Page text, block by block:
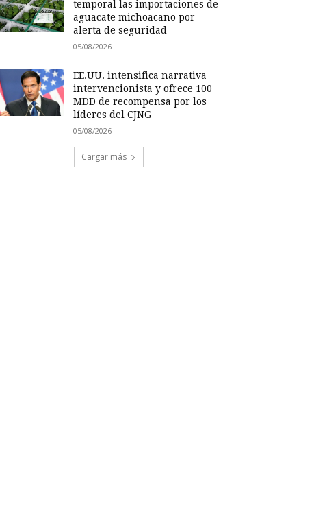
temporal las importaciones de
aguacate michoacano por
alerta de seguridad
05/08/2026
EE.UU. intensifica narrativa
intervencionista y ofrece 100
MDD de recompensa por los
líderes del CJNG
05/08/2026
Cargar más